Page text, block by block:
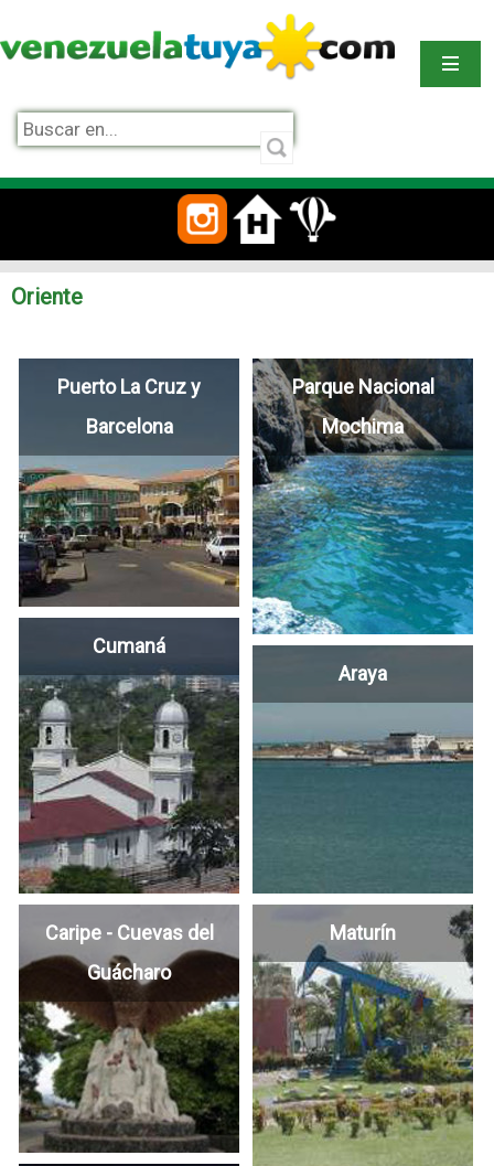
Oriente
Puerto La Cruz y
Barcelona
Parque Nacional
Mochima
Cumaná
Araya
Caripe - Cuevas del
Guácharo
Maturín